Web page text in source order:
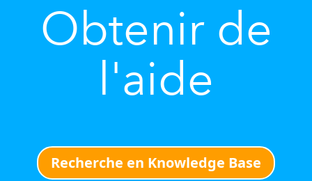
Obtenir de
l'aide
Recherche en Knowledge Base